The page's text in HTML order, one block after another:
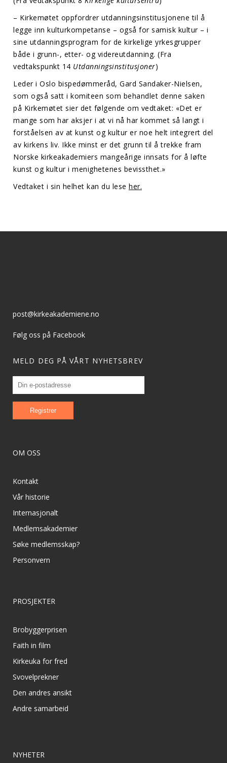
– Kirkemøtet oppfordrer utdanningsinstitusjonene til å
legge inn kulturkompetanse – også for samisk kultur – i
sine utdanningsprogram for de kirkelige yrkesgrupper
både i grunn-, etter- og videreutdanning. (Fra
vedtakspunkt 14 Utdanningsinstitusjoner)
Leder i Oslo bispedømmeråd, Gard Sandaker-Nielsen,
som også satt i komiteen som behandlet denne saken
på Kirkemøtet sier det følgende om vedtaket: «Det er
mange som har aksjer i at vi nå har kommet så langt i
forståelsen av at kunst og kultur er noe helt integrert del
av kirkens liv. Ikke minst er det grunn til å trekke fram
Norske kirkeakademiers mangeårige innsats for å løfte
kunst og kultur i menighetenes bevissthet.»
Vedtaket i sin helhet kan du lese her.
post@kirkeakademiene.no
Følg oss på Facebook
MELD DEG PÅ VÅRT NYHETSBREV
OM OSS
Kontakt
Vår historie
Internasjonalt
Medlemsakademier
Søke medlemsskap?
Personvern
PROSJEKTER
Brobyggerprisen
Faith in film
Kirkeuka for fred
Svovelprekner
Den andres ansikt
Andre samarbeid
NYHETER